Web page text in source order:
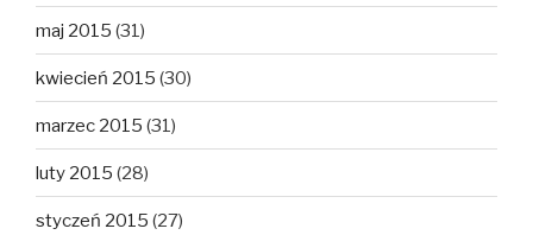
maj 2015 (31)
kwiecień 2015 (30)
marzec 2015 (31)
luty 2015 (28)
styczeń 2015 (27)